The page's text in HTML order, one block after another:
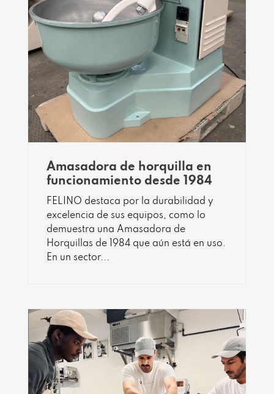
Amasadora de horquilla en
funcionamiento desde 1984
FELINO destaca por la durabilidad y
excelencia de sus equipos, como lo
demuestra una Amasadora de
Horquillas de 1984 que aún está en uso.
En un sector...